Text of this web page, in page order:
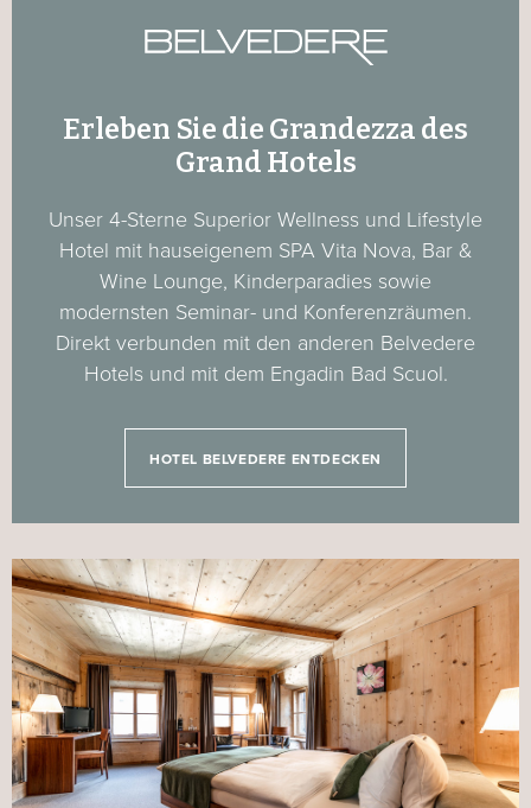
Erleben Sie die Grandezza des
Grand Hotels
Unser 4-Sterne Superior Wellness und Lifestyle
Hotel mit hauseigenem SPA Vita Nova, Bar &
Wine Lounge, Kinderparadies sowie
modernsten Seminar- und Konferenzräumen.
Direkt verbunden mit den anderen Belvedere
Hotels und mit dem Engadin Bad Scuol.
HOTEL BELVEDERE ENTDECKEN